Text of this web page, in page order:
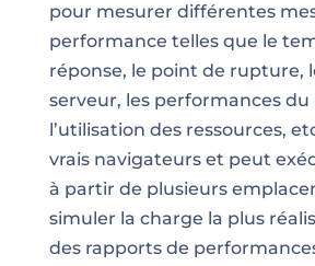
pour mesurer différentes
performance telles que le
réponse, le point de rupture,
serveur, les performances
l’utilisation des ressources,
vrais navigateurs et peut
à partir de plusieurs
simuler la charge la plus
des rapports de